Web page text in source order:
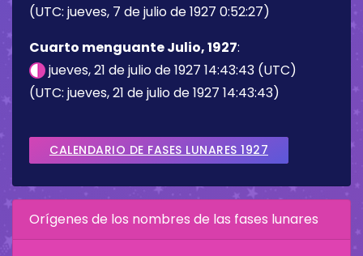
(UTC: jueves, 7 de julio de 1927 0:52:27)
Cuarto menguante Julio, 1927:
jueves, 21 de julio de 1927 14:43:43 (UTC)
(UTC: jueves, 21 de julio de 1927 14:43:43)
CALENDARIO DE FASES LUNARES 1927
Orígenes de los nombres de las fases lunares